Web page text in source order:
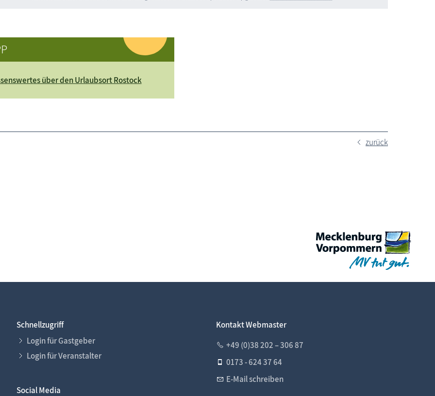
über den Urlaubsort Rostock
zurück
Schnellzugriff
Login für Gastgeber
Login für Veranstalter
Social Media
Kontakt Webmaster
+49 (0)38 202 – 306 87
0173 - 624 37 64
E-Mail schreiben